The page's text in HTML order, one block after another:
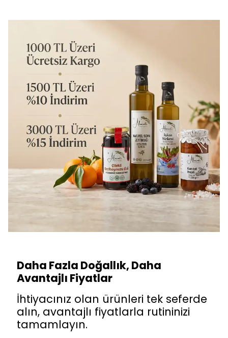
Daha Fazla Doğallık, Daha
Avantajlı Fiyatlar
İhtiyacınız olan ürünleri tek seferde
alın, avantajlı fiyatlarla rutininizi
tamamlayın.